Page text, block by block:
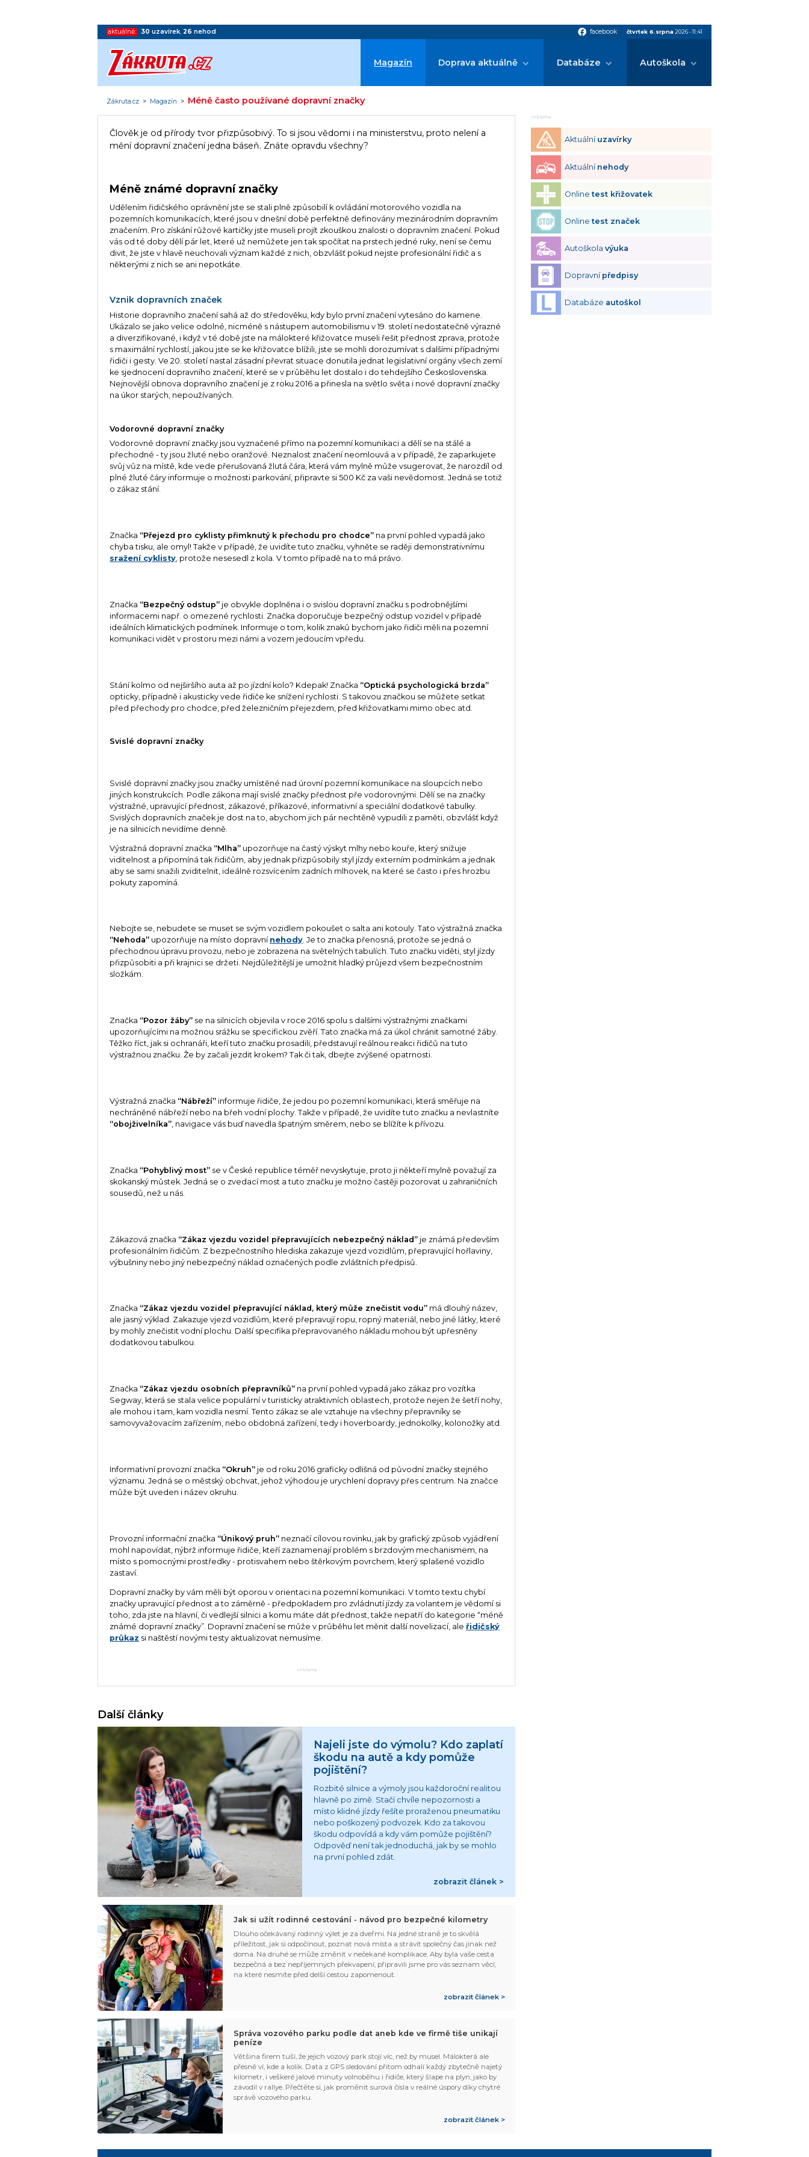
aktuálně: 30 uzavírek,26 nehod facebook facebook čtvrtek 6.srpna 2026•11:41
Magazín Doprava aktuálně Databáze Autoškola
Zákruta.cz > Magazín > Méně často používané dopravní značky
Člověk je od přírody tvor přizpůsobivý. To si jsou vědomi i na ministerstvu, proto nelení a
mění dopravní značení jedna báseň. Znáte opravdu všechny?
Méně známé dopravní značky
Udělením řidičského oprávnění jste se stali plně způsobilí k ovládání motorového vozidla na
pozemních komunikacích, které jsou v dnešní době perfektně definovány mezinárodním dopravním
značením. Pro získání růžové kartičky jste museli projít zkouškou znalosti o dopravním značení. Pokud
vás od té doby dělí pár let, které už nemůžete jen tak spočítat na prstech jedné ruky, není se čemu
divit, že jste v hlavě neuchovali význam každé z nich, obzvlášť pokud nejste profesionální řidič a s
některými z nich se ani nepotkáte.
Vznik dopravních značek
Historie dopravního značení sahá až do středověku, kdy bylo první značení vytesáno do kamene.
Ukázalo se jako velice odolné, nicméně s nástupem automobilismu v 19. století nedostatečně výrazné
a diverzifikované, i když v té době jste na málokteré křižovatce museli řešit přednost zprava, protože
s maximální rychlostí, jakou jste se ke křižovatce blížili, jste se mohli dorozumívat s dalšími případnými
řidiči i gesty. Ve 20. století nastal zásadní převrat situace donutila jednat legislativní orgány všech zemí
ke sjednocení dopravního značení, které se v průběhu let dostalo i do tehdejšího Československa.
Nejnovější obnova dopravního značení je z roku 2016 a přinesla na světlo světa i nové dopravní značky
na úkor starých, nepoužívaných.
Vodorovné dopravní značky
Vodorovné dopravní značky jsou vyznačené přímo na pozemní komunikaci a dělí se na stálé a
přechodné - ty jsou žluté nebo oranžové. Neznalost značení neomlouvá a v případě, že zaparkujete
svůj vůz na místě, kde vede přerušovaná žlutá čára, která vám mylně může vsugerovat, že narozdíl od
plné žluté čáry informuje o možnosti parkování, připravte si 500 Kč za vaši nevědomost. Jedná se totiž
o zákaz stání.
Značka “Přejezd pro cyklisty přimknutý k přechodu pro chodce” na první pohled vypadá jako
chyba tisku, ale omyl! Takže v případě, že uvidíte tuto značku, vyhněte se raději demonstrativnímu
sražení cyklisty, protože nesesedl z kola. V tomto případě na to má právo.
Značka “Bezpečný odstup” je obvykle doplněna i o svislou dopravní značku s podrobnějšími
informacemi např. o omezené rychlosti. Značka doporučuje bezpečný odstup vozidel v případě
ideálních klimatických podmínek. Informuje o tom, kolik znaků bychom jako řidiči měli na pozemní
komunikaci vidět v prostoru mezi námi a vozem jedoucím vpředu.
Stání kolmo od nejširšího auta až po jízdní kolo? Kdepak! Značka “Optická psychologická brzda”
opticky, případně i akusticky vede řidiče ke snížení rychlosti. S takovou značkou se můžete setkat
před přechody pro chodce, před železničním přejezdem, před křižovatkami mimo obec atd.
Svislé dopravní značky
Svislé dopravní značky jsou značky umístěné nad úrovní pozemní komunikace na sloupcích nebo
jiných konstrukcích. Podle zákona mají svislé značky přednost pře vodorovnými. Dělí se na značky
výstražné, upravující přednost, zákazové, příkazové, informativní a speciální dodatkové tabulky.
Svislých dopravních značek je dost na to, abychom jich pár nechtěně vypudili z paměti, obzvlášť když
je na silnicích nevidíme denně.
Výstražná dopravní značka “Mlha” upozorňuje na častý výskyt mlhy nebo kouře, který snižuje
viditelnost a připomíná tak řidičům, aby jednak přizpůsobily styl jízdy externím podmínkám a jednak
aby se sami snažili zviditelnit, ideálně rozsvícením zadních mlhovek, na které se často i přes hrozbu
pokuty zapomíná.
Nebojte se, nebudete se muset se svým vozidlem pokoušet o salta ani kotouly. Tato výstražná značka
“Nehoda” upozorňuje na místo dopravní nehody. Je to značka přenosná, protože se jedná o
přechodnou úpravu provozu, nebo je zobrazena na světelných tabulích. Tuto značku viděti, styl jízdy
přizpůsobiti a při krajnici se držeti. Nejdůležitější je umožnit hladký průjezd všem bezpečnostním
složkám.
Značka “Pozor žáby” se na silnicích objevila v roce 2016 spolu s dalšími výstražnými značkami
upozorňujícími na možnou srážku se specifickou zvěří. Tato značka má za úkol chránit samotné žáby.
Těžko říct, jak si ochranáři, kteří tuto značku prosadili, představují reálnou reakci řidičů na tuto
výstražnou značku. Že by začali jezdit krokem? Tak či tak, dbejte zvýšené opatrnosti.
Výstražná značka “Nábřeží” informuje řidiče, že jedou po pozemní komunikaci, která směřuje na
nechráněné nábřeží nebo na břeh vodní plochy. Takže v případě, že uvidíte tuto značku a nevlastníte
“obojživelníka”, navigace vás buď navedla špatným směrem, nebo se blížíte k přívozu.
Značka “Pohyblivý most” se v České republice téměř nevyskytuje, proto ji někteří mylně považují za
skokanský můstek. Jedná se o zvedací most a tuto značku je možno častěji pozorovat u zahraničních
sousedů, než u nás.
Zákazová značka “Zákaz vjezdu vozidel přepravujících nebezpečný náklad” je známá především
profesionálním řidičům. Z bezpečnostního hlediska zakazuje vjezd vozidlům, přepravující hořlaviny,
výbušniny nebo jiný nebezpečný náklad označených podle zvláštních předpisů.
Značka “Zákaz vjezdu vozidel přepravující náklad, který může znečistit vodu” má dlouhý název,
ale jasný výklad. Zakazuje vjezd vozidlům, které přepravují ropu, ropný materiál, nebo jiné látky, které
by mohly znečistit vodní plochu. Další specifika přepravovaného nákladu mohou být upřesněny
dodatkovou tabulkou.
Značka “Zákaz vjezdu osobních přepravníků” na první pohled vypadá jako zákaz pro vozítka
Segway, která se stala velice populární v turisticky atraktivních oblastech, protože nejen že šetří nohy,
ale mohou i tam, kam vozidla nesmí. Tento zákaz se ale vztahuje na všechny přepravníky se
samovyvažovacím zařízením, nebo obdobná zařízení, tedy i hoverboardy, jednokolky, kolonožky atd.
Informativní provozní značka “Okruh” je od roku 2016 graficky odlišná od původní značky stejného
významu. Jedná se o městský obchvat, jehož výhodou je urychlení dopravy přes centrum. Na značce
může být uveden i název okruhu.
Provozní informační značka “Únikový pruh” neznačí cílovou rovinku, jak by grafický způsob vyjádření
mohl napovídat, nýbrž informuje řidiče, kteří zaznamenají problém s brzdovým mechanismem, na
místo s pomocnými prostředky - protisvahem nebo štěrkovým povrchem, který splašené vozidlo
zastaví.
Dopravní značky by vám měli být oporou v orientaci na pozemní komunikaci. V tomto textu chybí
značky upravující přednost a to záměrně - předpokladem pro zvládnutí jízdy za volantem je vědomí si
toho, zda jste na hlavní, či vedlejší silnici a komu máte dát přednost, takže nepatří do kategorie “méně
známé dopravní značky”. Dopravní značení se může v průběhu let měnit další novelizací, aleřidičský
průkaz si naštěstí novými testy aktualizovat nemusíme.
reklama
Další články
Najeli jste do výmolu? Kdo zaplatí
škodu na autě a kdy pomůže
pojištění?
Rozbité silnice a výmoly jsou každoroční realitou
hlavně po zimě. Stačí chvíle nepozornosti a
místo klidné jízdy řešíte proraženou pneumatiku
nebo poškozený podvozek. Kdo za takovou
škodu odpovídá a kdy vám pomůže pojištění?
Odpověď není tak jednoduchá, jak by se mohlo
na první pohled zdát.
zobrazit článek >
Jak si užít rodinné cestování - návod pro bezpečné kilometry
Dlouho očekávaný rodinný výlet je za dveřmi. Na jedné straně je to skvělá
příležitost, jak si odpočinout, poznat nová místa a strávit společný čas jinak než
doma. Na druhé se může změnit v nečekané komplikace. Aby byla vaše cesta
bezpečná a bez nepříjemných překvapení, připravili jsme pro vás seznam věcí,
na které nesmíte před delší cestou zapomenout.
zobrazit článek >
Správa vozového parku podle dat aneb kde ve firmě tiše unikají
peníze
Většina firem tuší, že jejich vozový park stojí víc, než by musel. Málokterá ale
přesně ví, kde a kolik. Data z GPS sledování přitom odhalí každý zbytečně najetý
kilometr, i veškeré jalové minuty volnoběhu i řidiče, který šlape na plyn, jako by
závodil v rallye. Přečtěte si, jak proměnit surová čísla v reálné úspory díky chytré
správě vozového parku.
zobrazit článek >
reklama
Aktuální uzavírky
Aktuální nehody
Onlinetest křižovatek
Onlinetest značek
Autoškolavýuka
Dopravní předpisy
Databáze autoškol